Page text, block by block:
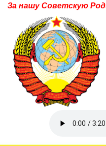
За нашу Советскую